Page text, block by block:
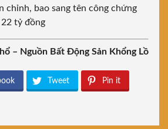
chỉnh, bao sang tên công chứng
22 tỷ đồng
– Nguồn Bất Động Sản Khổng Lồ
Tweet Pin it